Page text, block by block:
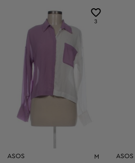
3
ASOS M ASOS